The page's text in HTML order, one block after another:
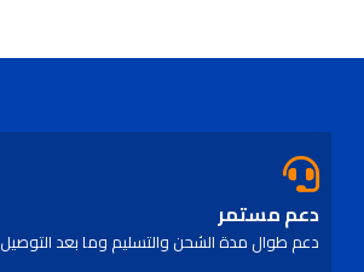
دعم مستمر
دعم طوال مدة الشحن والتسليم وما بعد التوصيل